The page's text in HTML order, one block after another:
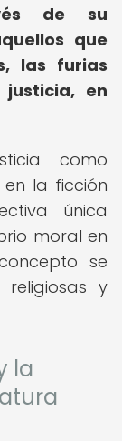
de su
que
las furias
en
como
la ficción
única
moral en
se
y
la